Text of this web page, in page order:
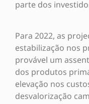
parte dos
Para 2022, as
estabilização nos
provável um
dos produtos
elevação nos
desvalorização